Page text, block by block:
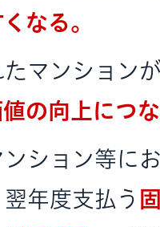
なる。
たマンション
の向上につ
ンション等に
年度支払う